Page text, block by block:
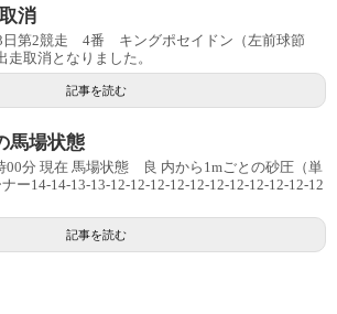
消
日第2競走 4番 キングポセイドン（左前球節
取消となりました。
記事を読む
馬場状態
分 現在 馬場状態 良 内から1mごとの砂圧（単
ー14-14-13-13-12-12-12-12-12-12-12-12-12-12-12
記事を読む